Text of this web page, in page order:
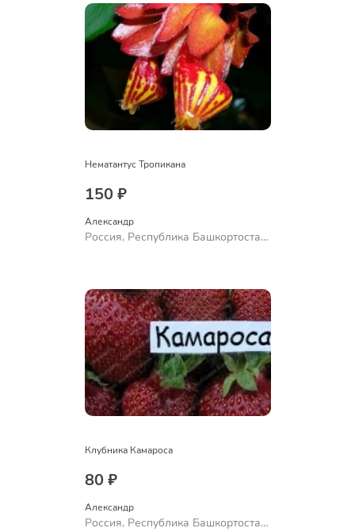
Нематантус Тропикана
150 ₽
Александр
Россия, Республика Башкортостан,
Клубника Камароса
80 ₽
Александр
Россия, Республика Башкортостан,